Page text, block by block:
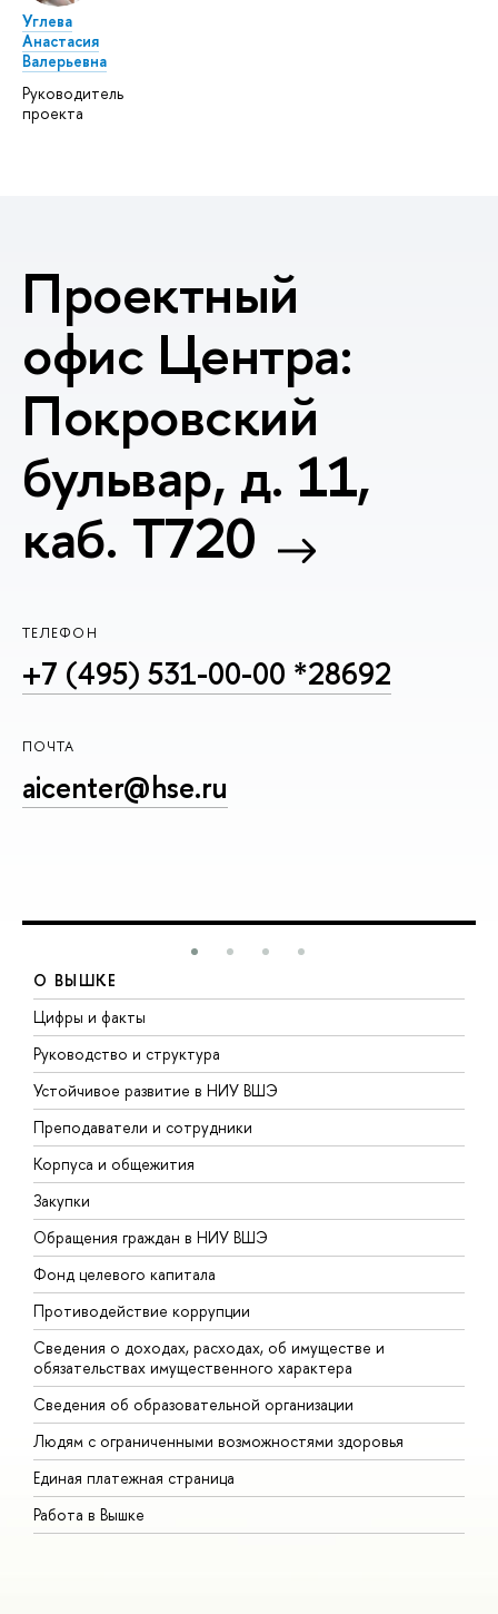
Углева
Анастасия
Валерьевна
Руководитель
проекта
Проектный
офис Центра:
Покровский
бульвар, д. 11,
каб. T720
ТЕЛЕФОН
+7 (495) 531-00-00 *28692
ПОЧТА
aicenter@hse.ru
О ВЫШКЕ
Цифры и факты
Руководство и структура
Устойчивое развитие в НИУ ВШЭ
Преподаватели и сотрудники
Корпуса и общежития
Закупки
Обращения граждан в НИУ ВШЭ
Фонд целевого капитала
Противодействие коррупции
Сведения о доходах, расходах, об имуществе и
обязательствах имущественного характера
Сведения об образовательной организации
Людям с ограниченными возможностями здоровья
Единая платежная страница
Работа в Вышке